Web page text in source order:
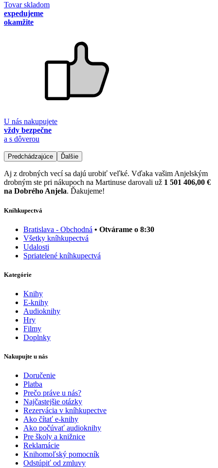
Tovar skladom
expedujeme
okamžite
U nás nakupujete
vždy bezpečne
a s dôverou
Predchádzajúce Ďalšie
Aj z drobných vecí sa dajú urobiť veľké. Vďaka vašim Anjelským
drobným ste pri nákupoch na Martinuse darovali už 1 501 406,00 €
na Dobrého Anjela. Ďakujeme!
Kníhkupectvá
Bratislava - Obchodná • Otvárame o 8:30
Všetky kníhkupectvá
Udalosti
Spriatelené kníhkupectvá
Kategórie
Knihy
E-knihy
Audioknihy
Hry
Filmy
Doplnky
Nakupujte u nás
Doručenie
Platba
Prečo práve u nás?
Najčastejšie otázky
Rezervácia v kníhkupectve
Ako čítať e-knihy
Ako počúvať audioknihy
Pre školy a knižnice
Reklamácie
Knihomoľský pomocník
Odstúpiť od zmluvy